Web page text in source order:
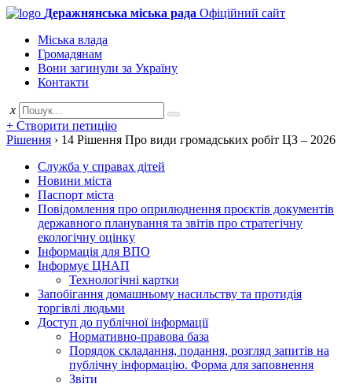
Деражнянська міська рада Офіційний сайт
Міська влада
Громадянам
Вони загинули за Україну
Контакти
x
+ Створити петицію
Рішення › 14 Рішення Про види громадських робіт ЦЗ – 2026
Служба у справах дітей
Новини міста
Паспорт міста
Повідомлення про оприлюднення проєктів документів
державного планування та звітів про стратегічну
екологічну оцінку
Інформація для ВПО
Інформує ЦНАП
Технологічні картки
Запобігання домашньому насильству та протидія
торгівлі людьми
Доступ до публічної інформації
Нормативно-правова база
Порядок складання, подання, розгляд запитів на
публічну інформацію. Форма для заповнення
Звіти